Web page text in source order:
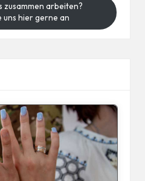
zusammen arbeiten?
uns hier gerne an